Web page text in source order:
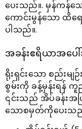
ပေးသည်။. မှန်ကန်
ကောင်းမွန်သော ထိရ
ပါသည်။.
အခန်းဧရိယာအပေ
ရိုးရှင်းသော စည်းမ
စွမ်းကို ခန့်မှန်းရန်
၎င်းသည် အိပ်ခန်း
သောစမှတ်ကိုပေးသ